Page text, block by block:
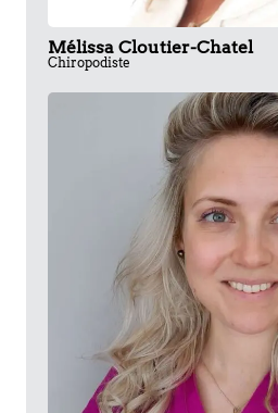
Mélissa Cloutier-Chatel
Chiropodiste